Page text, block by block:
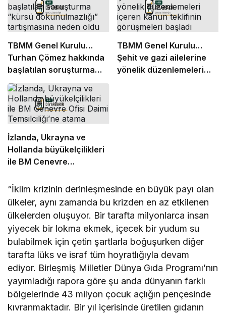
TBMM Genel Kurulu…
Turhan Çömez hakkında
başlatılan soruşturma
“kürsü dokunulmazlığı”
tartışmasına neden oldu
TBMM Genel Kurulu…
Şehit ve gazi ailelerine
yönelik düzenlemeleri
İzlanda, Ukrayna ve
Hollanda büyükelçilikleri
ile BM Cenevre
atama
“İklim krizinin derinleşmesinde en büyük payı olan
ülkeler, aynı zamanda bu krizden en az etkilenen
ülkelerden oluşuyor. Bir tarafta milyonlarca insan
yiyecek bir lokma ekmek, içecek bir yudum su
bulabilmek için çetin şartlarla boğuşurken diğer
tarafta lüks ve israf tüm hoyratlığıyla devam
ediyor. Birleşmiş Milletler Dünya Gıda Programı’nın
yayımladığı rapora göre şu anda dünyanın farklı
bölgelerinde 43 milyon çocuk açlığın pençesinde
kıvranmaktadır. Bir yıl içerisinde üretilen gıdanın